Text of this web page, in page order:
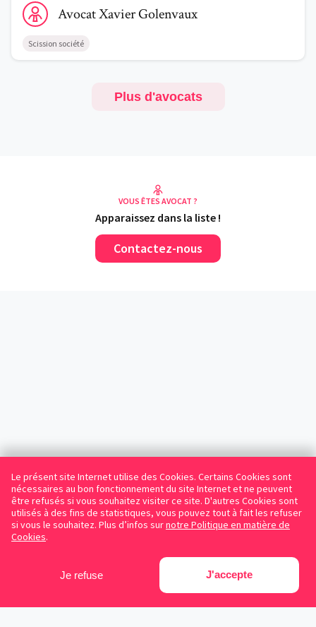
Le présent site Internet utilise des Cookies. Certains Cookies sont
nécessaires au bon fonctionnement du site Internet et ne peuvent
être refusés si vous souhaitez visiter ce site. D'autres Cookies sont
utilisés à des fins de statistiques, vous pouvez tout à fait les refuser
si vous le souhaitez. Plus d’infos surnotre Politique en matière de
Cookies.
Je refuse J'accepte
AvocatXavierGolenvaux
Scission société
Plus d'avocats
VOUS ÊTES AVOCAT ?
Apparaissez dans la liste !
Contactez-nous